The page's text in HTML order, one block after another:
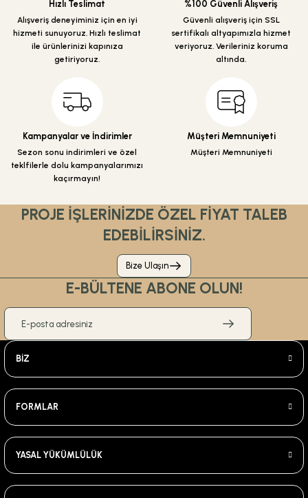
Ürün fiyatı diğer sitelerden daha pahalı.
Bu ürüne benzer farklı alternatifler olmalı.
Hızlı Teslimat
Alışveriş deneyiminiz için en iyi
hizmeti sunuyoruz. Hızlı teslimat
ile ürünlerinizi kapınıza
getiriyoruz.
%100 Güvenli Alışveriş
Güvenli alışveriş için SSL
sertifikalı altyapımızla hizmet
veriyoruz. Verileriniz koruma
altında.
Kampanyalar ve İndirimler
Sezon sonu indirimleri ve özel
teklfilerle dolu kampanyalarımızı
kaçırmayın!
Müşteri Memnuniyeti
Müşteri Memnuniyeti
PROJE İŞLERİNİZDE ÖZEL FİYAT TALEB
EDEBİLİRSİNİZ.
Bize Ulaşın
E-BÜLTENE ABONE OLUN!
BİZ
FORMLAR
YASAL YÜKÜMLÜLÜK